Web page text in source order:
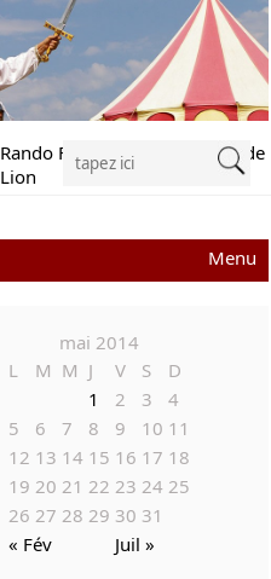
Rando Festival Richard Cœur de
Lion
Menu
mai 2014
L
M M J V S D
« Fév Juil »
1 2 3
4
5
6 7 8 9 10 11
12 13 14 15 16 17 18
19 20 21 22 23 24 25
26 27 28 29 30 31